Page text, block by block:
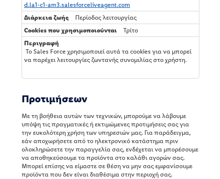
d.la1-c1-am3.salesforceliveagent.com
Περίοδος λειτουργίας
Τρίτο
Το Sales Force χρησιμοποιεί αυτά τα cookies για να μπορεί
να παρέχει λειτουργίες ζωντανής συνομιλίας στο χρήστη.
Προτιμήσεων
Με τη βοήθεια αυτών των τεχνικών, μπορούμε να λάβουμε
υπόψη τις πραγματικές ή εκτιμώμενες προτιμήσεις σας για
την ευκολότερη χρήση των υπηρεσιών μας. Για παράδειγμα,
εάν αποχωρήσετε από το ηλεκτρονικό κατάστημα πριν
ολοκληρώσετε την παραγγελία σας, ενδέχεται να μπορέσουμε
να αποθηκεύσουμε τα προϊόντα στο καλάθι αγορών σας.
Μπορεί επίσης να είμαστε σε θέση να μην σας εμφανίσουμε
προϊόντα που δεν είναι διαθέσιμα στην περιοχή σας.